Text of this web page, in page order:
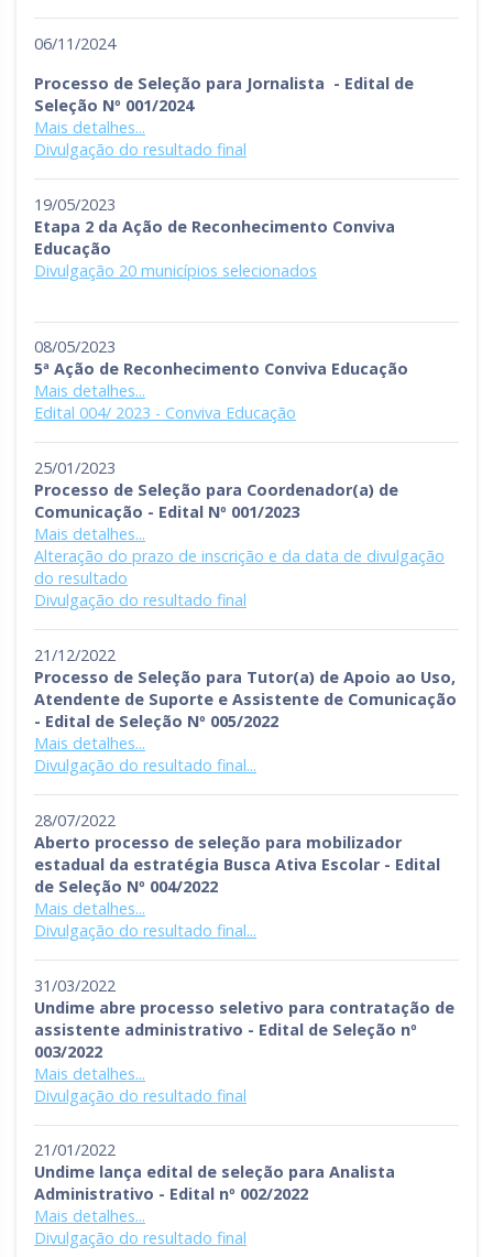
06/11/2024
Processo de Seleção para Jornalista - Edital de
Seleção Nº 001/2024
Mais detalhes...
Divulgação do resultado final
19/05/2023
Etapa 2 da Ação de Reconhecimento Conviva
Educação
Divulgação 20 municípios selecionados
08/05/2023
5ª Ação de Reconhecimento Conviva Educação
Mais detalhes...
Edital 004/ 2023 - Conviva Educação
25/01/2023
Processo de Seleção para Coordenador(a) de
Comunicação - Edital Nº 001/2023
Mais detalhes...
Alteração do prazo de inscrição e da data de divulgação
do resultado
Divulgação do resultado final
21/12/2022
Processo de Seleção para Tutor(a) de Apoio ao Uso,
Atendente de Suporte e Assistente de Comunicação
- Edital de Seleção Nº 005/2022
Mais detalhes...
Divulgação do resultado final...
28/07/2022
Aberto processo de seleção para mobilizador
estadual da estratégia Busca Ativa Escolar - Edital
de Seleção Nº 004/2022
Mais detalhes...
Divulgação do resultado final...
31/03/2022
Undime abre processo seletivo para contratação de
assistente administrativo - Edital de Seleção nº
003/2022
Mais detalhes...
Divulgação do resultado final
21/01/2022
Undime lança edital de seleção para Analista
Administrativo - Edital nº 002/2022
Mais detalhes...
Divulgação do resultado final